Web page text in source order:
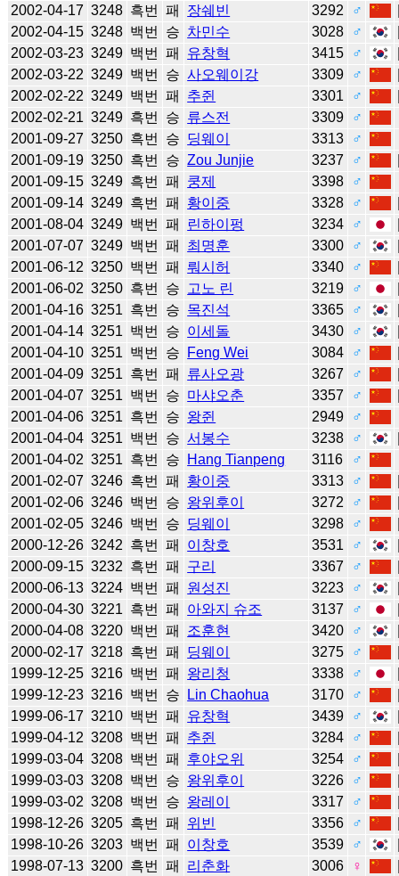
2002-04-17 3248 흑번 패 장쉐빈 3292 ♂
2002-04-15 3248 백번 승 차민수 3028 ♂
2002-03-23 3249 백번 패 유창혁 3415 ♂
2002-03-22 3249 백번 승 사오웨이강 3309 ♂
2002-02-22 3249 백번 패 추쥔 3301 ♂
2002-02-21 3249 흑번 승 류스전 3309
♂
2001-09-27 3250 흑번 승 딩웨이 3313
♂
2001-09-19 3250 흑번 승 Zou Junjie 3237 ♂
2001-09-15 3249 흑번 패 쿵제 3398
♂
2001-09-14 3249 흑번 패 황이중 3328 ♂
2001-08-04 3249 백번 패 린하이펑 3234 ♂
2001-07-07 3249 백번 패 최명훈 3300 ♂
2001-06-12 3250 백번 패 뤄시허 3340 ♂
2001-06-02 3250 흑번 승 고노 린 3219 ♂
2001-04-16 3251 흑번 승 목진석 3365 ♂
2001-04-14 3251 백번 승 이세돌 3430 ♂
2001-04-10 3251 백번 승 Feng Wei 3084 ♂
2001-04-09 3251 흑번 패 류사오광 3267 ♂
2001-04-07 3251 백번 승 마샤오춘 3357 ♂
2001-04-06 3251 흑번 승 왕쥔 2949
♂
2001-04-04 3251 백번 승 서봉수 3238 ♂
2001-04-02 3251 흑번 승 Hang Tianpeng 3116
♂
2001-02-07 3246 흑번 패 황이중 3313 ♂
2001-02-06 3246 백번 승 왕위후이 3272 ♂
2001-02-05 3246 백번 승 딩웨이 3298 ♂
2000-12-26 3242 흑번 패 이창호 3531 ♂
2000-09-15 3232 흑번 패 구리 3367 ♂
2000-06-13 3224 백번 패 원성진 3223 ♂
2000-04-30 3221 흑번 패 아와지 슈조 3137 ♂
2000-04-08 3220 백번 패 조훈현 3420 ♂
2000-02-17 3218 흑번 패 딩웨이 3275 ♂
1999-12-25 3216 백번 패 왕리청 3338 ♂
1999-12-23 3216 백번 승 Lin Chaohua 3170 ♂
1999-06-17 3210 백번 패 유창혁 3439 ♂
1999-04-12 3208 백번 패 추쥔 3284 ♂
1999-03-04 3208 백번 패 후야오위 3254 ♂
1999-03-03 3208 백번 승 왕위후이 3226 ♂
1999-03-02 3208 백번 승 왕레이 3317 ♂
1998-12-26 3205 흑번 패 위빈 3356 ♂
1998-10-26 3203 백번 패 이창호 3539 ♂
1998-07-13 3200 흑번 패 리춘화 3006 ♀